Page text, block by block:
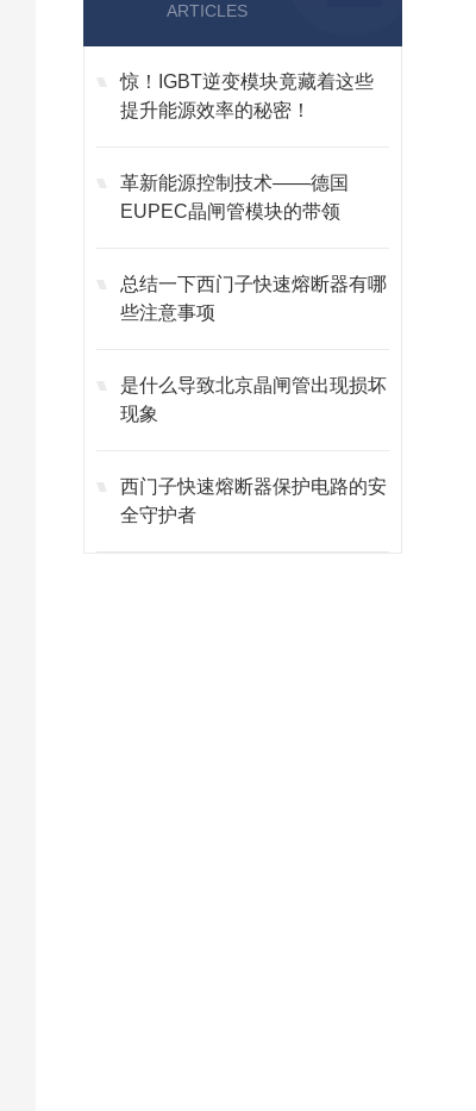
ARTICLES
惊！IGBT逆变模块竟藏着这些
提升能源效率的秘密！
革新能源控制技术——德国
EUPEC晶闸管模块的带领
总结一下西门子快速熔断器有哪
些注意事项
是什么导致北京晶闸管出现损坏
现象
西门子快速熔断器保护电路的安
全守护者